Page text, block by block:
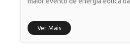
Ver Mais